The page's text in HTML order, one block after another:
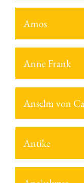
Amos
Anne Frank
Anselm von
Antike